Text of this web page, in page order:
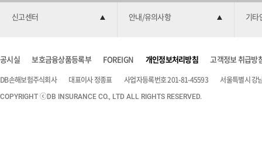
신고센터 안내/유의사항 기타
공시실 보호금융상품등록부 FOREIGN 개인정보처리방침 고객정보 취급방
DB손해보험주식회사 대표이사 정종표 사업자등록번호 201-81-45593 서울특별시 강
COPYRIGHT ⓒDB INSURANCE CO., LTD ALL RIGHTS RESERVED.